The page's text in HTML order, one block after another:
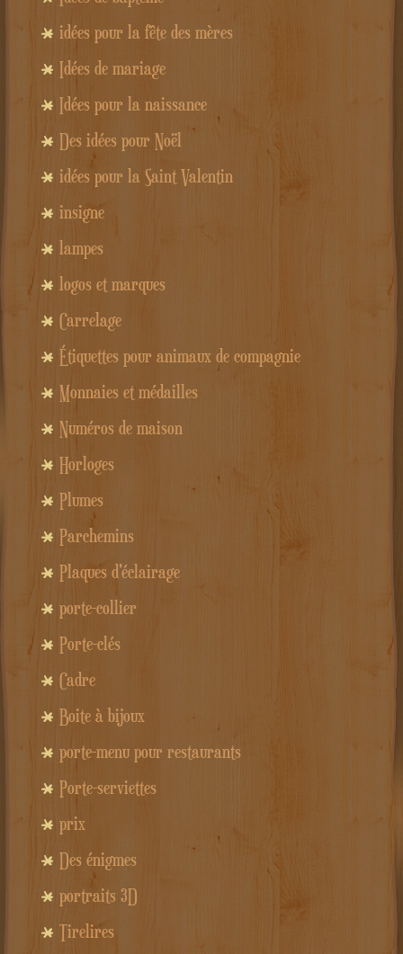
idées pour la fête des mères
Idées de mariage
Idées pour la naissance
Des idées pour Noël
idées pour la Saint Valentin
insigne
lampes
logos et marques
Carrelage
Étiquettes pour animaux de compagnie
Monnaies et médailles
Numéros de maison
Horloges
Plumes
Parchemins
Plaques d'éclairage
porte-collier
Porte-clés
Cadre
Boite à bijoux
porte-menu pour restaurants
Porte-serviettes
prix
Des énigmes
portraits 3D
Tirelires